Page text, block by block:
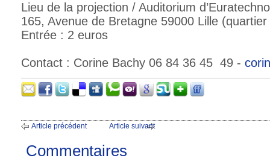
Lieu de la projection / Auditorium
165, Avenue de Bretagne 59000 Lille
Entrée : 2 euros
Contact : Corine Bachy 06 84 36 45 49 -
Article précédent Article suivant
Commentaires